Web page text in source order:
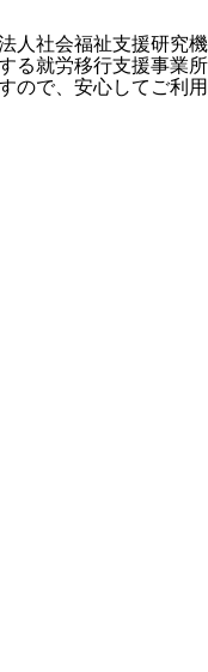
人社会福祉支援研究機
る就労移行支援事業所
ので、安心してご利用